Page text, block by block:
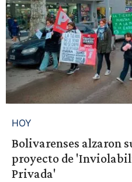
HOY
Bolivarenses alzaron
proyecto de
Privada'